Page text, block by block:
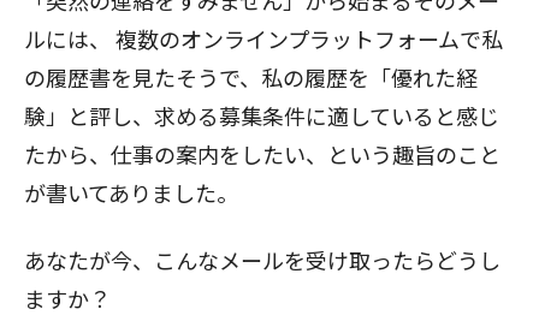
ルには、
複数のオンラインプラットフォームで私
の履歴書を見たそうで、私の履歴を「優れた経
験」と評し、求める募集条件に適していると感じ
たから、仕事の案内をしたい、という趣旨のこと
が書いてありました。
あなたが今、こんなメールを受け取ったらどうし
ますか？